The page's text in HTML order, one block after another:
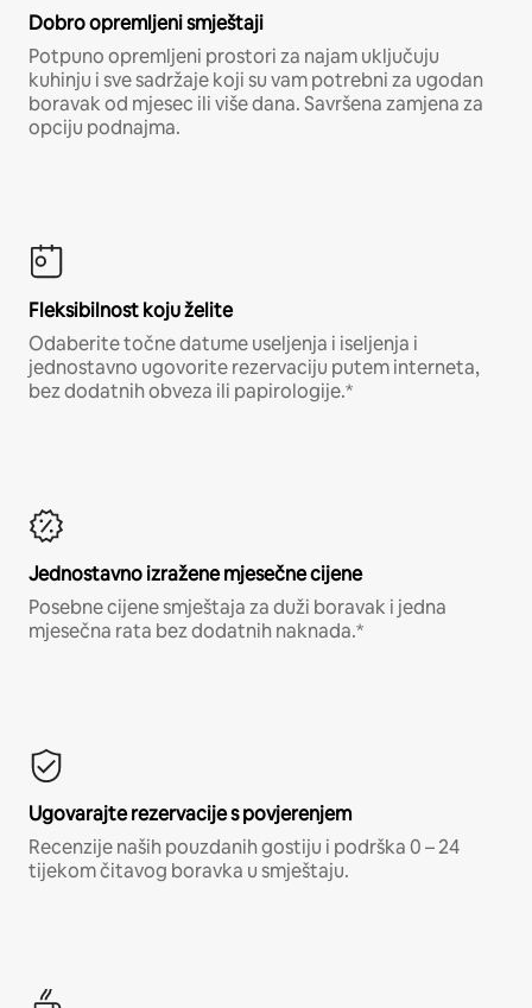
Dobro opremljeni smještaji
Potpuno opremljeni prostori za najam uključuju
kuhinju i sve sadržaje koji su vam potrebni za ugodan
boravak od mjesec ili više dana. Savršena zamjena za
opciju podnajma.
Fleksibilnost koju želite
Odaberite točne datume useljenja i iseljenja i
jednostavno ugovorite rezervaciju putem interneta,
bez dodatnih obveza ili papirologije.*
Jednostavno izražene mjesečne cijene
Posebne cijene smještaja za duži boravak i jedna
mjesečna rata bez dodatnih naknada.*
Ugovarajte rezervacije s povjerenjem
Recenzije naših pouzdanih gostiju i podrška 0 – 24
tijekom čitavog boravka u smještaju.